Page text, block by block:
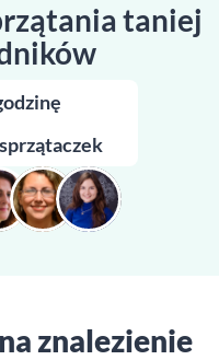
taniej
znalezienie